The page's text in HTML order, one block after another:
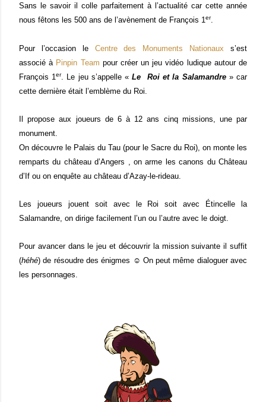
Sans le savoir il colle parfaitement à l’actualité car cette année
nous fêtons les 500 ans de l’avènement de François 1er.
Pour l’occasion le Centre des Monuments Nationaux s’est
associé à Pinpin Team pour créer un jeu vidéo ludique autour de
François 1er. Le jeu s’appelle « Le Roi et la Salamandre » car
cette dernière était l’emblème du Roi.
Il propose aux joueurs de 6 à 12 ans cinq missions, une par
monument.
On découvre le Palais du Tau (pour le Sacre du Roi), on monte les
remparts du château d’Angers , on arme les canons du Château
d’If ou on enquête au château d’Azay-le-rideau.
Les joueurs jouent soit avec le Roi soit avec Étincelle la
Salamandre, on dirige facilement l’un ou l’autre avec le doigt.
Pour avancer dans le jeu et découvrir la mission suivante il suffit
(héhé) de résoudre des énigmes ☺ On peut même dialoguer avec
les personnages.